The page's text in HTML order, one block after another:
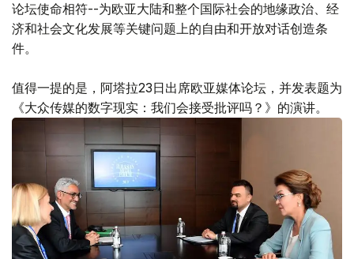
论坛使命相符--为欧亚大陆和整个国际社会的地缘政治、经
济和社会文化发展等关键问题上的自由和开放对话创造条
件。
值得一提的是，阿塔拉23日出席欧亚媒体论坛，并发表题为
《大众传媒的数字现实：我们会接受批评吗？》的演讲。